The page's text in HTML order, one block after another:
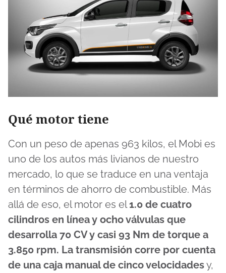
Qué motor tiene
Con un peso de apenas 963 kilos, el Mobi es
uno de los autos más livianos de nuestro
mercado, lo que se traduce en una ventaja
en términos de ahorro de combustible. Más
allá de eso, el motor es el 1.0 de cuatro
cilindros en línea y ocho válvulas que
desarrolla 70 CV y casi 93 Nm de torque a
3.850 rpm. La transmisión corre por cuenta
de una caja manual de cinco velocidadesy,